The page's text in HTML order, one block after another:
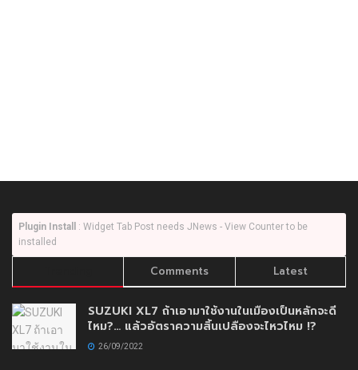
Plugin Install
: Widget Tab Post needs JNews - View Counter to be
installed
Comments Latest
SUZUKI XL7 ถ้าเอามาใช้งานในเมืองเป็นหลักจะดี
ไหม?… แล้วอัตราความสิ้นเปลืองจะไหวไหม !?
26/09/2022